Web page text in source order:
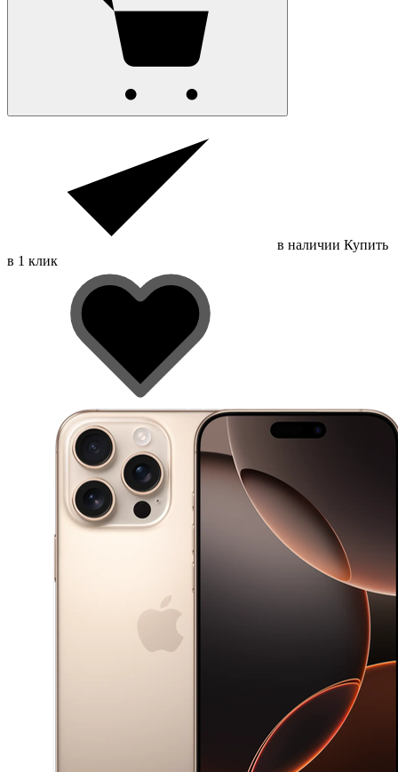
в наличии Купить
в 1 клик